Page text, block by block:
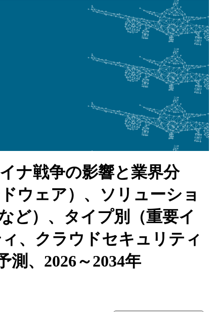
ナ戦争の影響と業界分
ウェア）、ソリューショ
ど）、タイプ別（重要イ
、クラウドセキュリティ
、2026～2034年